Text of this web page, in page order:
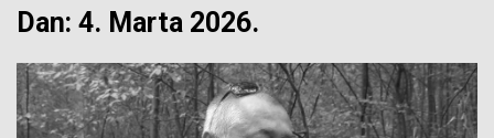
Dan: 4. Marta 2026.